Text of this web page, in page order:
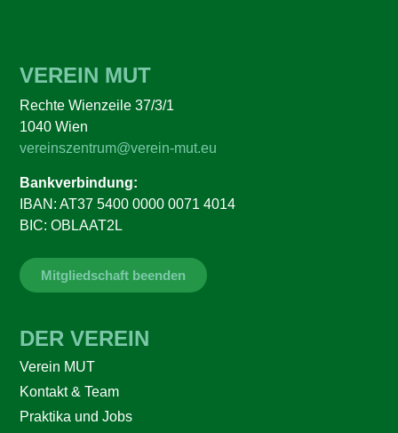
VEREIN MUT
Rechte Wienzeile 37/3/1
1040 Wien
vereinszentrum@verein-mut.eu
Bankverbindung:
IBAN: AT37 5400 0000 0071 4014
BIC: OBLAAT2L
Mitgliedschaft beenden
DER VEREIN
Verein MUT
Kontakt & Team
Praktika und Jobs